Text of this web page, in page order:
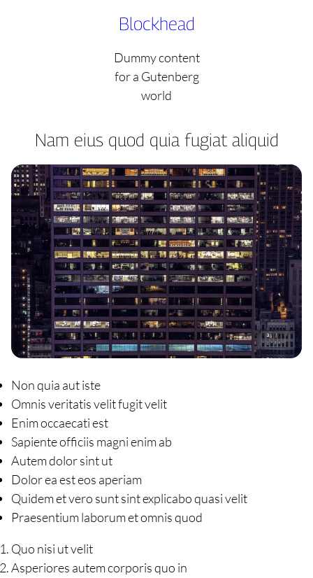
Blockhead
Dummy content
for a Gutenberg
world
Nam eius quod quia fugiat aliquid
Non quia aut iste
Omnis veritatis velit fugit velit
Enim occaecati est
Sapiente officiis magni enim ab
Autem dolor sint ut
Dolor ea est eos aperiam
Quidem et vero sunt sint explicabo quasi velit
Praesentium laborum et omnis quod
Quo nisi ut velit
Asperiores autem corporis quo in